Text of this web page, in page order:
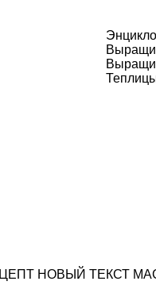
НОВЫЙ ТЕКСТ